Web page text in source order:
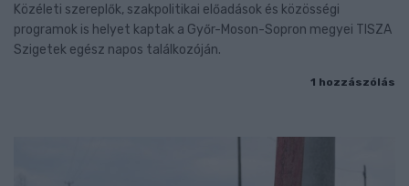
Közéleti szereplők, szakpolitikai előadások és közösségi
programok is helyet kaptak a Győr-Moson-Sopron megyei TISZA
Szigetek egész napos találkozóján.
1 hozzászólás